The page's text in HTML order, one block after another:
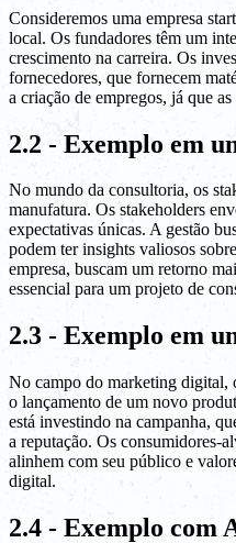
Consideremos uma empresa
local. Os fundadores têm um
crescimento na carreira. Os
fornecedores, que fornecem
a criação de empregos, já que
2.2 - Exemplo em
No mundo da consultoria, os
manufatura. Os stakeholders
expectativas únicas. A gestão
podem ter insights valiosos
empresa, buscam um retorno
essencial para um projeto de
2.3 - Exemplo em
No campo do marketing digital,
o lançamento de um novo
está investindo na campanha,
a reputação. Os consumidores-
alinhem com seu público e
digital.
2.4 - Exemplo com